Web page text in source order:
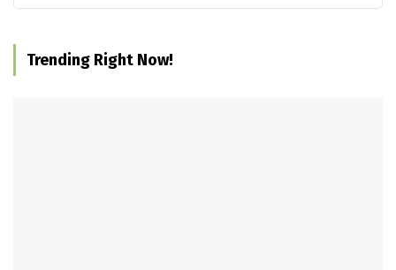
Trending Right Now!